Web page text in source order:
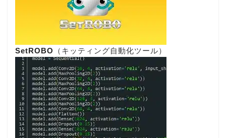
SetROBO （キッティング自動化ツール）